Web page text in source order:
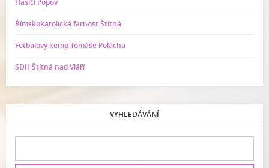
Hasiči Popov
Římskokatolická farnost Štítná
Fotbalový kemp Tomáše Polácha
SDH Štítná nad Vláří
VYHLEDÁVÁNÍ